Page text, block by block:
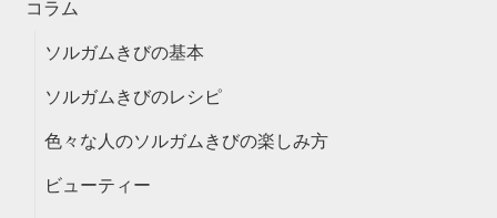
コラム
ソルガムきびの基本
ソルガムきびのレシピ
色々な人のソルガムきびの楽しみ方
ビューティー